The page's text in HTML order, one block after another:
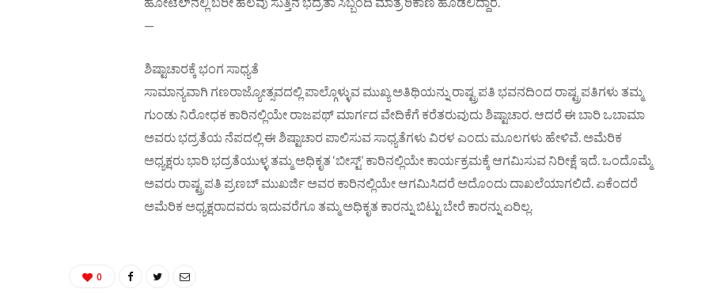
—
ಶಿಷ್ಟಾಚಾರಕ್ಕೆ ಭಂಗ ಸಾಧ್ಯತೆ
ಸಾಮಾನ್ಯವಾಗಿ ಗಣರಾಜ್ಯೋತ್ಸವದಲ್ಲಿ ಪಾಲ್ಗೊಳ್ಳುವ ಮುಖ್ಯ ಅತಿಥಿಯನ್ನು ರಾಷ್ಟ್ರಪತಿ ಭವನದಿಂದ ರಾಷ್ಟ್ರಪತಿಗಳು ತಮ್ಮ
ಗುಂಡು ನಿರೋಧಕ ಕಾರಿನಲ್ಲಿಯೇ ರಾಜಪಥ್ ಮಾರ್ಗದ ವೇದಿಕೆಗೆ ಕರೆತರುವುದು ಶಿಷ್ಟಾಚಾರ. ಆದರೆ ಈ ಬಾರಿ ಒಬಾಮಾ
ಅವರು ಭದ್ರತೆಯ ನೆಪದಲ್ಲಿ ಈ ಶಿಷ್ಟಾಚಾರ ಪಾಲಿಸುವ ಸಾಧ್ಯತೆಗಳು ವಿರಳ ಎಂದು ಮೂಲಗಳು ಹೇಳಿವೆ. ಅಮೆರಿಕ
ಅಧ್ಯಕ್ಷರು ಭಾರಿ ಭದ್ರತೆಯುಳ್ಳ ತಮ್ಮ ಅಧಿಕೃತ ‘ಬೀಸ್ಟ್’ ಕಾರಿನಲ್ಲಿಯೇ ಕಾರ್ಯಕ್ರಮಕ್ಕೆ ಆಗಮಿಸುವ ನಿರೀಕ್ಷೆ ಇದೆ. ಒಂದೊಮ್ಮೆ
ಅವರು ರಾಷ್ಟ್ರಪತಿ ಪ್ರಣಬ್ ಮುಖರ್ಜಿ ಅವರ ಕಾರಿನಲ್ಲಿಯೇ ಆಗಮಿಸಿದರೆ ಅದೊಂದು ದಾಖಲೆಯಾಗಲಿದೆ. ಏಕೆಂದರೆ
ಅಮೆರಿಕ ಅಧ್ಯಕ್ಷರಾದವರು ಇದುವರೆಗೂ ತಮ್ಮ ಅಧಿಕೃತ ಕಾರನ್ನು ಬಿಟ್ಟು ಬೇರೆ ಕಾರನ್ನು ಏರಿಲ್ಲ.
0